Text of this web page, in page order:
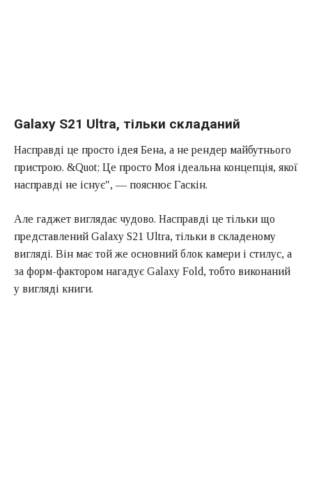
Galaxy S21 Ultra, тільки складаний
Насправді це просто ідея Бена, а не рендер майбутнього
пристрою. &Quot; Це просто Моя ідеальна концепція, якої
насправді не існує", — пояснює Гаскін.
Але гаджет виглядає чудово. Насправді це тільки що
представлений Galaxy S21 Ultra, тільки в складеному
вигляді. Він має той же основний блок камери і стилус, а
за форм-фактором нагадує Galaxy Fold, тобто виконаний
у вигляді книги.